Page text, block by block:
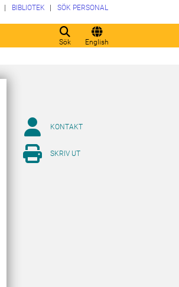
Sök English
BIBLIOTEK SÖK PERSONAL
KONTAKT
SKRIV UT